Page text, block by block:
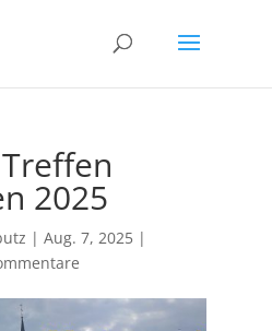
2025
| Aug. 7, 2025|